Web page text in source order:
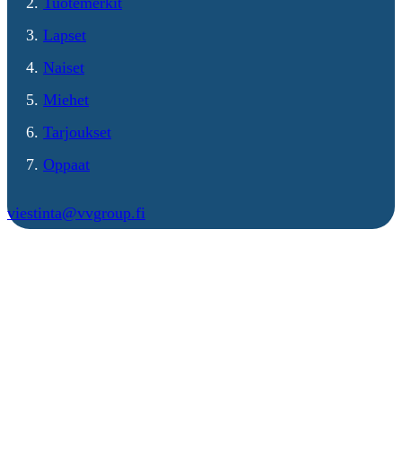
Lapset
Naiset
Miehet
Tarjoukset
Oppaat
viestinta@vvgroup.fi